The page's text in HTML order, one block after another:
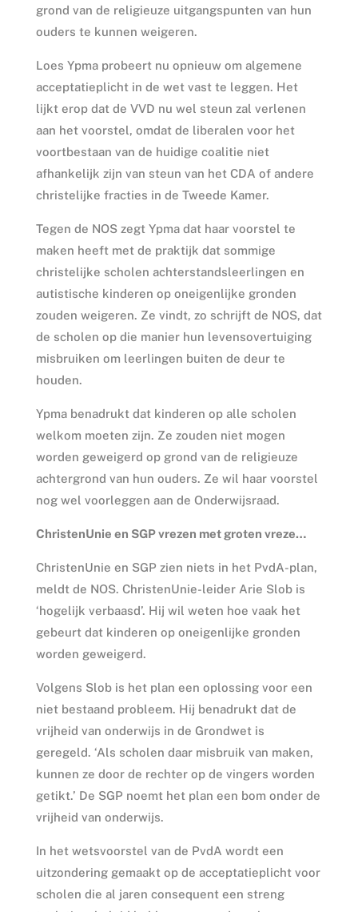
grond van de religieuze uitgangspunten van hun
ouders te kunnen weigeren.
Loes Ypma probeert nu opnieuw om algemene
acceptatieplicht in de wet vast te leggen. Het
lijkt erop dat de VVD nu wel steun zal verlenen
aan het voorstel, omdat de liberalen voor het
voortbestaan van de huidige coalitie niet
afhankelijk zijn van steun van het CDA of andere
christelijke fracties in de Tweede Kamer.
Tegen de NOS zegt Ypma dat haar voorstel te
maken heeft met de praktijk dat sommige
christelijke scholen achterstandsleerlingen en
autistische kinderen op oneigenlijke gronden
zouden weigeren. Ze vindt, zo schrijft de NOS, dat
de scholen op die manier hun levensovertuiging
misbruiken om leerlingen buiten de deur te
houden.
Ypma benadrukt dat kinderen op alle scholen
welkom moeten zijn. Ze zouden niet mogen
worden geweigerd op grond van de religieuze
achtergrond van hun ouders. Ze wil haar voorstel
nog wel voorleggen aan de Onderwijsraad.
ChristenUnie en SGP vrezen met groten vreze…
ChristenUnie en SGP zien niets in het PvdA-plan,
meldt de NOS. ChristenUnie-leider Arie Slob is
‘hogelijk verbaasd’. Hij wil weten hoe vaak het
gebeurt dat kinderen op oneigenlijke gronden
worden geweigerd.
Volgens Slob is het plan een oplossing voor een
niet bestaand probleem. Hij benadrukt dat de
vrijheid van onderwijs in de Grondwet is
geregeld. ‘Als scholen daar misbruik van maken,
kunnen ze door de rechter op de vingers worden
getikt.’ De SGP noemt het plan een bom onder de
vrijheid van onderwijs.
In het wetsvoorstel van de PvdA wordt een
uitzondering gemaakt op de acceptatieplicht voor
scholen die al jaren consequent een streng